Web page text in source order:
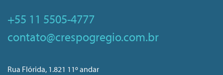
+55 11 5505-4777
contato@crespogregio.com.br
Rua Flórida, 1.821 11º andar